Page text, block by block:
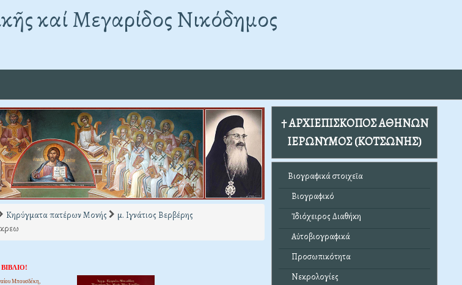
καί Μεγαρίδος Νικόδημος
Κηρύγματα πατέρων Μονής
μ. Ιγνάτιος Βερβέρης
Μπουσδέκη,
† ΑΡΧΙΕΠΙΣΚΟΠΟΣ ΑΘΗΝΩΝ
ΙΕΡΩΝΥΜΟΣ (ΚΟΤΣΩΝΗΣ)
Βιογραφικά στοιχεῖα
Βιογραφικό
Ἰδιόχειρος Διαθήκη
Αὐτοβιογραφικά
Προσωπικότητα
Νεκρολογίες